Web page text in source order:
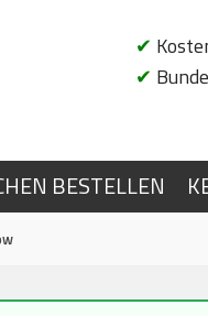
✔
✔
BESTELLEN